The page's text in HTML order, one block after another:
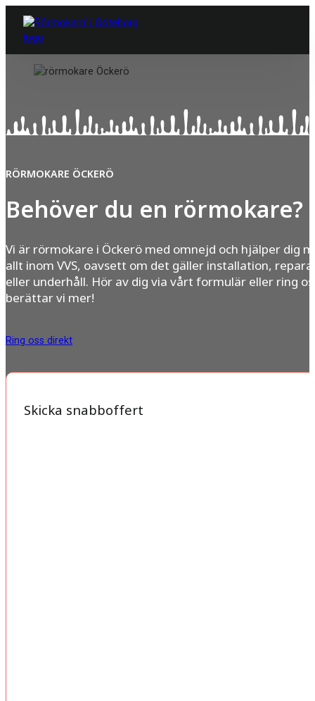
RÖRMOKARE ÖCKERÖ
Behöver du en rörmokare?
Vi är rörmokare i Öckerö med omnejd och hjälper dig
allt inom VVS, oavsett om det gäller installation,
eller underhåll. Hör av dig via vårt formulär eller ring
berättar vi mer!
Ring oss direkt
Skicka snabboffert